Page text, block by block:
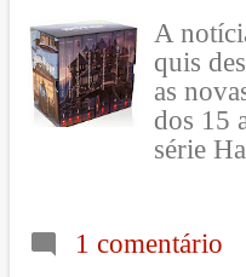
clicar
A
quis
as
dos 15
série
1 comentário